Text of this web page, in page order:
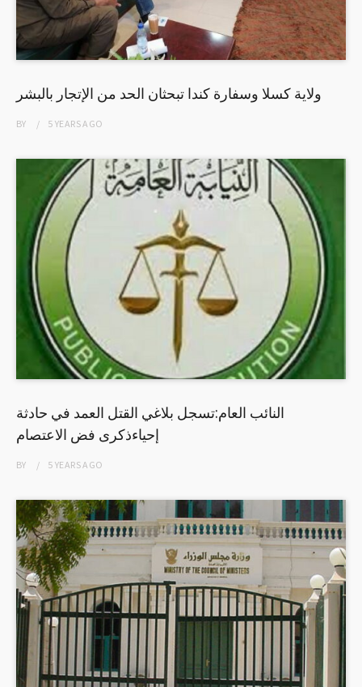
ولاية كسلا وسفارة كندا تبحثان الحد من الإتجار بالبشر
BY 5 YEARSAGO
النائب العام:تسجل بلاغي القتل العمد في حادثة
إحياءذكرى فض الاعتصام
BY 5 YEARSAGO